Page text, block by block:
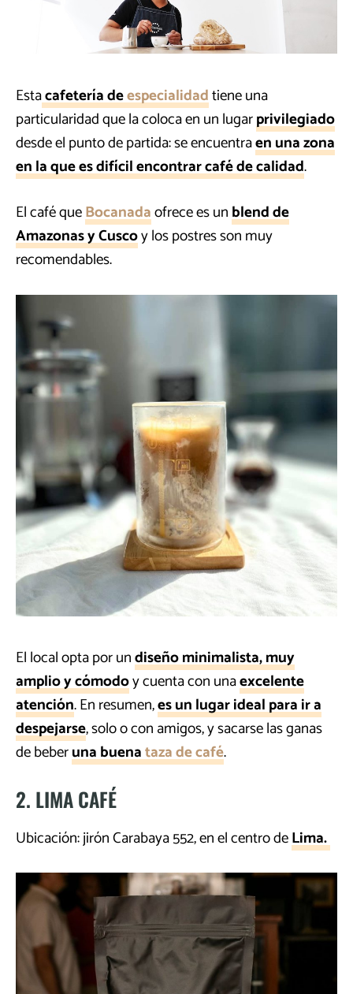
Estacafetería deespecialidadtiene una
particularidad que la coloca en un lugarprivilegiado
desde el punto de partida: se encuentraen una zona
en la que es difícil encontrar café de calidad.
El café queBocanadaofrece es unblend de
Amazonas y Cuscoy los postres son muy
recomendables.
El local opta por undiseño minimalista, muy
amplio y cómodoy cuenta con unaexcelente
atención. En resumen,es un lugar ideal para ir a
despejarse, solo o con amigos, y sacarse las ganas
de beberuna buenataza de café.
2. LIMA CAFÉ
Ubicación: jirón Carabaya 552, en el centro deLima.